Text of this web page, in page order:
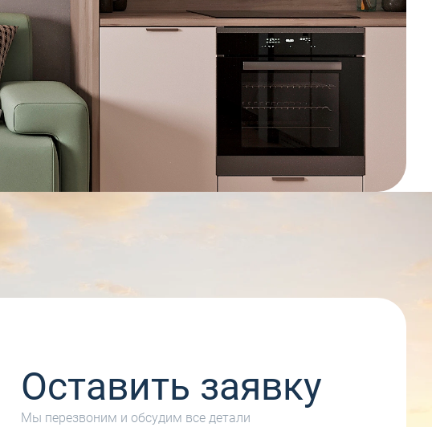
Оставить заявку
Мы перезвоним и обсудим все детали